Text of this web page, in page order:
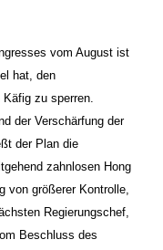
vom August ist
hat, den
zu sperren.
der Verschärfung der
der Plan die
zahnlosen Hong
von größerer Kontrolle,
Regierungschef,
Beschluss des